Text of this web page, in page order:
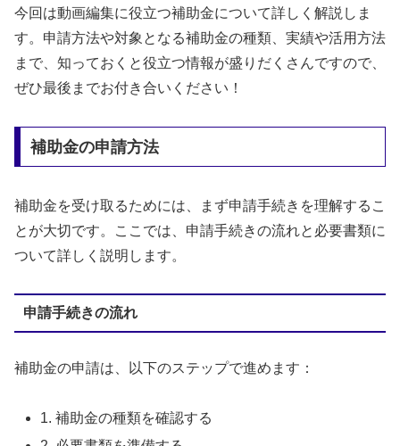
今回は動画編集に役立つ補助金について詳しく解説しま
す。申請方法や対象となる補助金の種類、実績や活用方法
まで、知っておくと役立つ情報が盛りだくさんですので、
ぜひ最後までお付き合いください！
補助金の申請方法
補助金を受け取るためには、まず申請手続きを理解するこ
とが大切です。ここでは、申請手続きの流れと必要書類に
ついて詳しく説明します。
申請手続きの流れ
補助金の申請は、以下のステップで進めます：
1. 補助金の種類を確認する